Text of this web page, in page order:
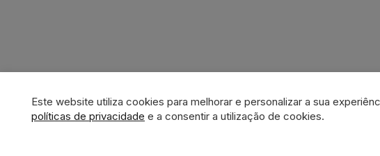
Este website utiliza cookies para melhorar e personalizar a sua
políticas de privacidade e a consentir a utilização de cookies.